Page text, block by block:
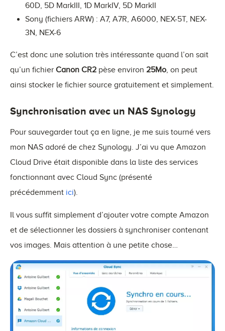
60D, 5D MarkIII, 1D MarkIV, 5D MarkII
Sony (fichiers ARW) : A7, A7R, A6000, NEX-5T, NEX-
3N, NEX-6
C’est donc une solution très intéressante quand l’on sait
qu’un fichier Canon CR2 pèse environ 25Mo , on peut
ainsi stocker le fichier source gratuitement et simplement.
Synchronisation avec un NAS Synology
Pour sauvegarder tout ça en ligne, je me suis tourné vers
mon NAS adoré de chez Synology. J’ai vu que Amazon
Cloud Drive était disponible dans la liste des services
fonctionnant avec Cloud Sync (présenté
précédemment ici).
Il vous suffit simplement d’ajouter votre compte Amazon
et de sélectionner les dossiers à synchroniser contenant
vos images. Mais attention à une petite chose…